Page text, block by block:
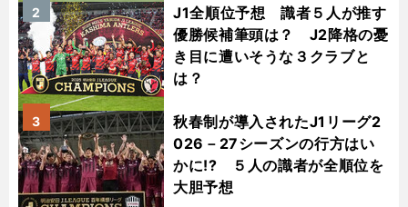
J1全順位予想 識者５人が推す
優勝候補筆頭は？ J2降格の憂
き目に遭いそうな３クラブと
は？
2
秋春制が導入されたJ1リーグ2
026－27シーズンの行方はい
かに!? ５人の識者が全順位を
大胆予想
3